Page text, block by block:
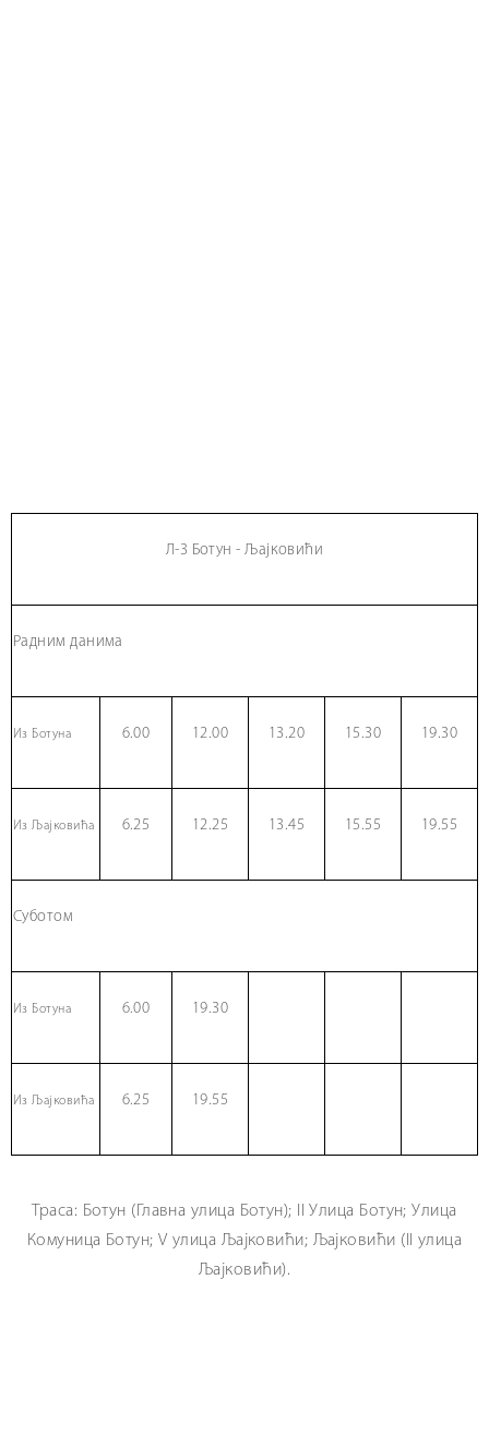
Л-3 Ботун - Љајковићи
Радним данима
Из Ботуна 6.00 12.00 13.20 15.30 19.30
Из Љајковића 6.25 12.25 13.45 15.55 19.55
Суботом
Из Ботуна 6.00 19.30
Из Љајковића 6.25 19.55
Траса: Ботун (Главна улица Ботун); II Улица Ботун; Улица
Комуница Ботун; V улица Љајковићи; Љајковићи (II улица
Љајковићи).